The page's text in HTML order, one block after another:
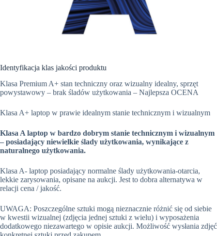
Identyfikacja klas jakości produktu
Klasa Premium A+ stan techniczny oraz wizualny idealny, sprzęt
powystawowy – brak śladów użytkowania – Najlepsza OCENA
Klasa A+ laptop w prawie idealnym stanie technicznym i wizualnym
Klasa A laptop w bardzo dobrym stanie technicznym i wizualnym
– posiadający niewielkie ślady użytkowania, wynikające z
naturalnego użytkowania.
Klasa A- laptop posiadający normalne ślady użytkowania-otarcia,
lekkie zarysowania, opisane na aukcji. Jest to dobra alternatywa w
relacji cena / jakość.
UWAGA: Poszczególne sztuki mogą nieznacznie różnić się od siebie
w kwestii wizualnej (zdjęcia jednej sztuki z wielu) i wyposażenia
dodatkowego niezawartego w opisie aukcji. Możliwość wysłania zdjęć